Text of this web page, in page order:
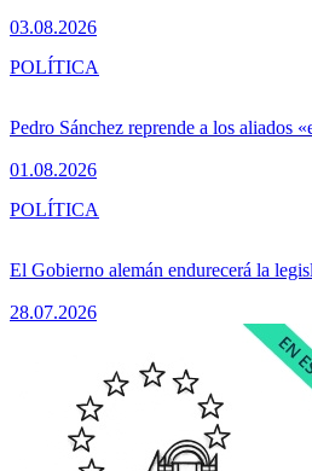
03.08.2026
Pedro Sánchez reprende a los aliados
01.08.2026
POLÍTICA
El Gobierno alemán endurecerá la
28.07.2026
POLÍTICA